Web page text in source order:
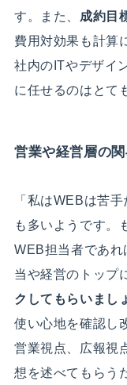
す。また、 成約目
費用対効果も計算
社内のITやデザイ
に任せるのはとて
営業や経営層の
「私はWEBは苦
も多いようです。
WEB担当者であれ
当や経営のトップ
クしてもらいまし
使い心地を確認し
営業視点、広報視
想を述べてもらう